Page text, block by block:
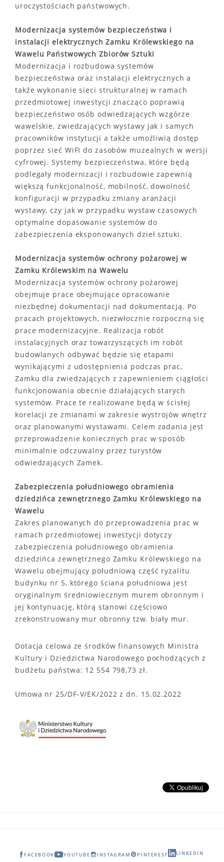
uroczystościach państwowych.
Modernizacja systemów bezpieczeństwa i
instalacji elektrycznych Zamku Królewskiego na
Wawelu Państwowych Zbiorów Sztuki
Modernizacja i rozbudowa systemów
bezpieczeństwa oraz instalacji elektrycznych a
także wykonanie sieci strukturalnej w ramach
przedmiotowej inwestycji znacząco poprawią
bezpieczeństwo osób odwiedzających wzgórze
wawelskie, zwiedzających wystawy jak i samych
pracowników instytucji a także umożliwią dostęp
poprzez sieć WiFI do zasobów muzealnych w wersji
cyfrowej. Systemy bezpieczeństwa, które będą
podlegały modernizacji i rozbudowie zapewnią
większą funkcjonalność, mobilność, dowolność
konfiguracji w przypadku zmiany aranżacji
wystawy, czy jak w przypadku wystaw czasowych
optymalne dopasowanie systemów do
zabezpieczenia eksponowanych dzieł sztuki.
Modernizacja systemów ochrony pożarowej w
Zamku Królewskim na Wawelu
Modernizacja systemów ochrony pożarowej
obejmuje prace obejmujące opracowanie
niezbędnej dokumentacji nad dokumentacją. Po
pracach projektowych, niezwłocznie rozpoczną się
prace modernizacyjne. Realizacja robót
instalacyjnych oraz towarzyszących im robót
budowlanych odbywać będzie się etapami
wynikającymi z udostępnienia podczas prac,
Zamku dla zwiedzających z zapewnieniem ciągłości
funkcjonowania obecnie działających starych
systemów. Prace te realizowane będą w ścisłej
korelacji ze zmianami w zakresie wystrojów wnętrz
oraz planowanymi wystawami. Celem zadania jest
przeprowadzenie koniecznych prac w sposób
minimalnie odczuwalny przez turystów
odwiedzających Zamek.
Zabezpieczenia południowego obramienia
dziedzińca zewnętrznego Zamku Królewskiego na
Wawelu
Zakres planowanych do przeprowadzenia prac w
ramach przedmiotowej inwestycji dotyczy
zabezpieczenia południowego obramienia
dziedzińca zewnętrznego Zamku Królewskiego na
Wawelu obejmujący południową część ryzalitu
budynku nr 5, którego ściana południowa jest
oryginalnym średniowiecznym murem obronnym i
jej kontynuację, którą stanowi częściowo
zrekonstruowany mur obronny tzw. biały mur.
Dotacja celowa ze środków finansowych Ministra
Kultury i Dziedzictwa Narodowego pochodzących z
budżetu państwa: 12 554 798,73 zł.
Umowa nr 25/DF-V/EK/2022 z dn. 15.02.2022
FACEBOOK YOUTUBE INSTAGRAM PINTEREST LINKEDIN